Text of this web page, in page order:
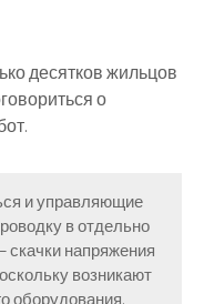
десятков жильцов
о
и управляющие
в отдельно
скачки напряжения
возникают
оборудования.